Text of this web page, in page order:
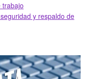
trabajo
y respaldo de